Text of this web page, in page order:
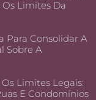
Limites Da
Para Consolidar A
Sobre A
Limites Legais:
E Condomínios